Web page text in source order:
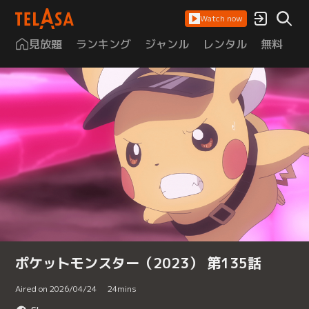
Watch now
見放題 ランキング ジャンル レンタル 無料
ポケットモンスター（2023） 第135話
Aired on 2026/04/24 24mins